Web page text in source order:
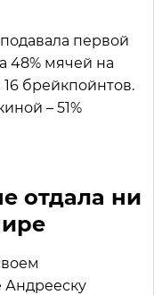
первой
48% мячей на
16 брейкпойнтов.
– 51%
отдала ни
Андрееску